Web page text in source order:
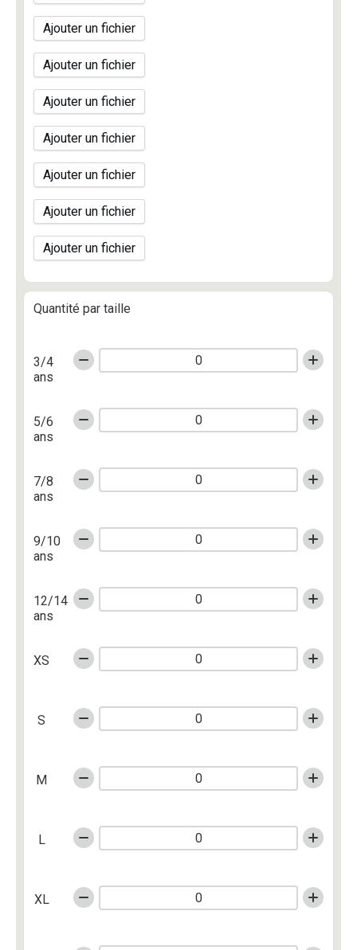
Ajouter un fichier
Ajouter un fichier
Ajouter un fichier
Ajouter un fichier
Ajouter un fichier
Ajouter un fichier
Ajouter un fichier
Quantité par taille
3/4
ans
5/6
ans
7/8
ans
9/10
ans
12/14
ans
XS
S
M
L
XL